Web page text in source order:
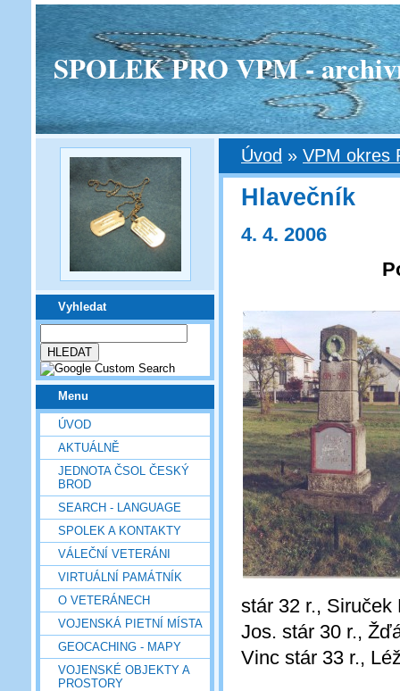
SPOLEK PRO VPM -
Vyhledat
Menu
ÚVOD
AKTUÁLNĚ
JEDNOTA ČSOL ČESKÝ
BROD
SEARCH - LANGUAGE
SPOLEK A KONTAKTY
VÁLEČNÍ VETERÁNI
VIRTUÁLNÍ PAMÁTNÍK
O VETERÁNECH
VOJENSKÁ PIETNÍ MÍSTA
GEOCACHING - MAPY
VOJENSKÉ OBJEKTY A
PROSTORY
Úvod » VPM okres
Hlavečník
4. 4. 2006
stár 32 r., Siruček
Jos. stár 30 r.,
Vinc stár 33 r.,